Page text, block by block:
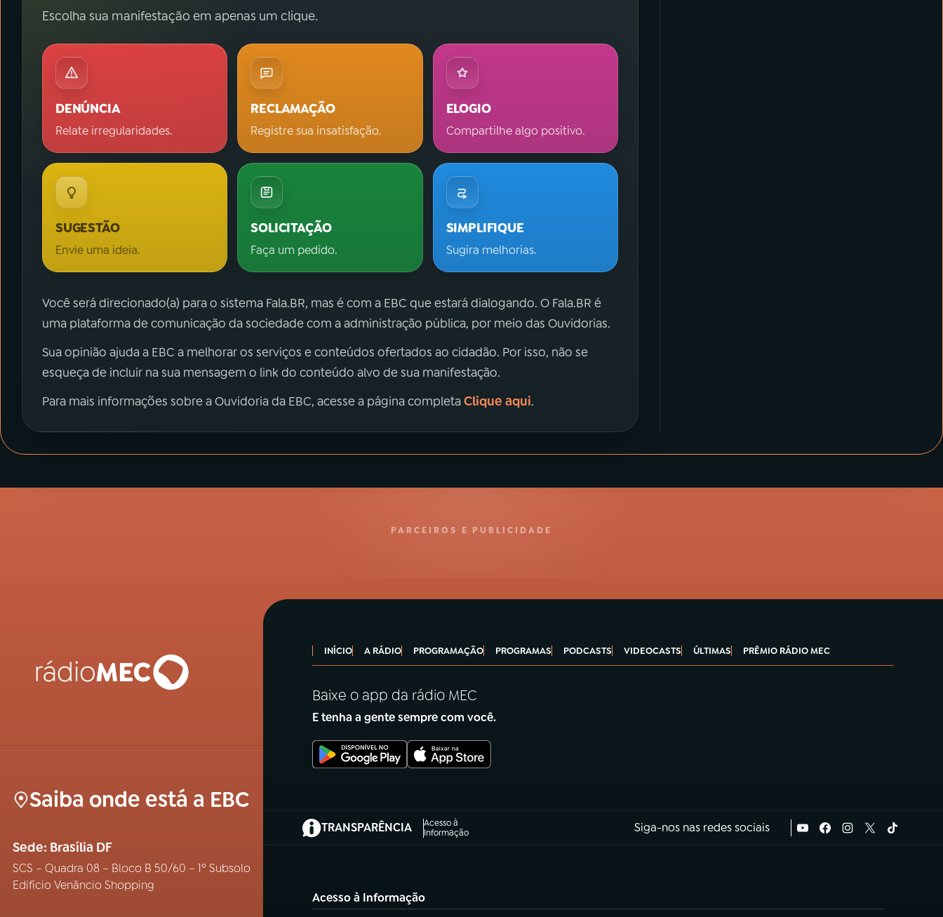
Escolha sua manifestação em apenas um clique.
DENÚNCIA
Relate irregularidades.
RECLAMAÇÃO
Registre sua insatisfação.
ELOGIO
Compartilhe algo positivo.
SUGESTÃO
Envie uma ideia.
SOLICITAÇÃO
Faça um pedido.
SIMPLIFIQUE
Sugira melhorias.
Você será direcionado(a) para o sistema Fala.BR, mas é com a EBC que estará dialogando. O Fala.BR é
uma plataforma de comunicação da sociedade com a administração pública, por meio das Ouvidorias.
Sua opinião ajuda a EBC a melhorar os serviços e conteúdos ofertados ao cidadão. Por isso, não se
esqueça de incluir na sua mensagem o link do conteúdo alvo de sua manifestação.
Para mais informações sobre a Ouvidoria da EBC, acesse a página completaClique aqui.
PARCEIROS E PUBLICIDADE
Saiba onde está a EBC
Sede: Brasília DF
SCS – Quadra 08 – Bloco B 50/60 – 1º Subsolo
Edifício Venâncio Shopping
INÍCIO A RÁDIO PROGRAMAÇÃO PROGRAMAS PODCASTS VIDEOCASTS ÚLTIMAS PRÊMIO RÁDIO MEC
Baixe o app da rádio MEC
E tenha a gente sempre com você.
TRANSPARÊNCIA
Acesso à
Informação
(abre em nova aba) Siga-nos nas redes sociais
Acesso à Informação